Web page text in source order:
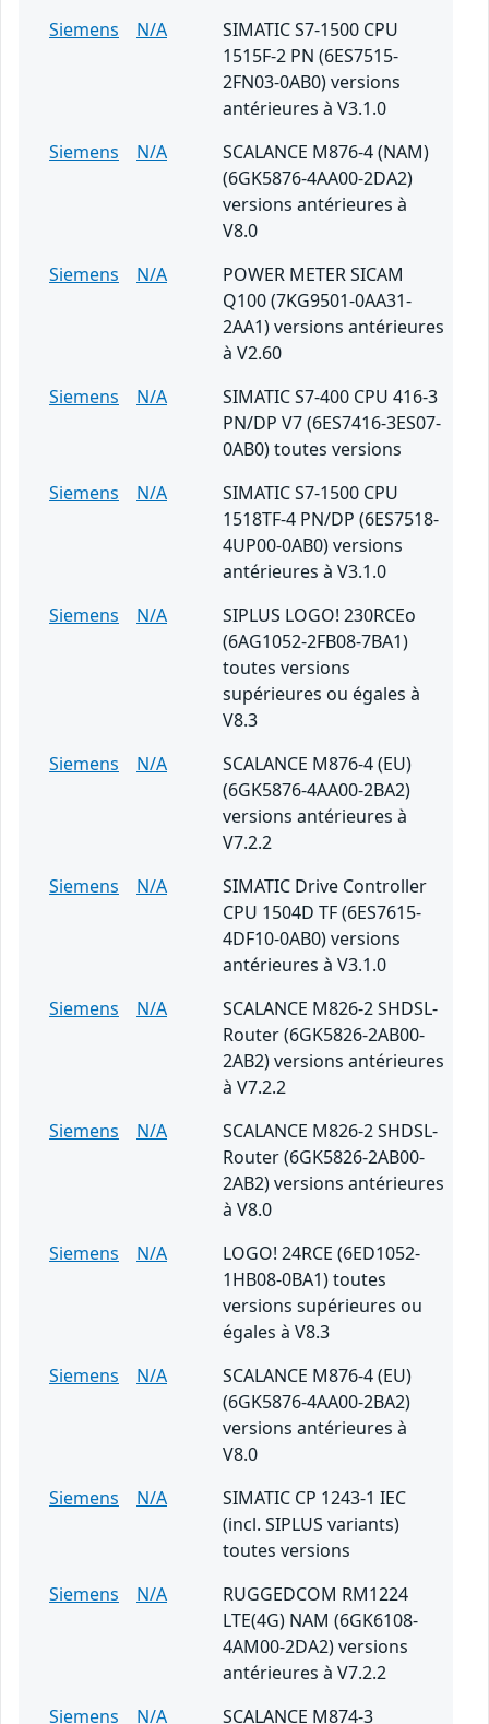
Siemens
N/A
SIMATIC S7-1500 CPU
1515F-2 PN (6ES7515-
2FN03-0AB0) versions
antérieures à V3.1.0
Siemens
N/A
SCALANCE M876-4 (NAM)
(6GK5876-4AA00-2DA2)
versions antérieures à
V8.0
Siemens
N/A
POWER METER SICAM
Q100 (7KG9501-0AA31-
2AA1) versions antérieures
à V2.60
Siemens
N/A
SIMATIC S7-400 CPU 416-3
PN/DP V7 (6ES7416-3ES07-
0AB0) toutes versions
Siemens
N/A
SIMATIC S7-1500 CPU
1518TF-4 PN/DP (6ES7518-
4UP00-0AB0) versions
antérieures à V3.1.0
Siemens
N/A
SIPLUS LOGO! 230RCEo
(6AG1052-2FB08-7BA1)
toutes versions
supérieures ou égales à
V8.3
Siemens
N/A
SCALANCE M876-4 (EU)
(6GK5876-4AA00-2BA2)
versions antérieures à
V7.2.2
Siemens
N/A
SIMATIC Drive Controller
CPU 1504D TF (6ES7615-
4DF10-0AB0) versions
antérieures à V3.1.0
Siemens
N/A
SCALANCE M826-2 SHDSL-
Router (6GK5826-2AB00-
2AB2) versions antérieures
à V7.2.2
Siemens
N/A
SCALANCE M826-2 SHDSL-
Router (6GK5826-2AB00-
2AB2) versions antérieures
à V8.0
Siemens
N/A
LOGO! 24RCE (6ED1052-
1HB08-0BA1) toutes
versions supérieures ou
égales à V8.3
Siemens
N/A
SCALANCE M876-4 (EU)
(6GK5876-4AA00-2BA2)
versions antérieures à
V8.0
Siemens
N/A
SIMATIC CP 1243-1 IEC
(incl. SIPLUS variants)
toutes versions
Siemens
N/A
RUGGEDCOM RM1224
LTE(4G) NAM (6GK6108-
4AM00-2DA2) versions
antérieures à V7.2.2
Siemens
N/A SCALANCE M874-3